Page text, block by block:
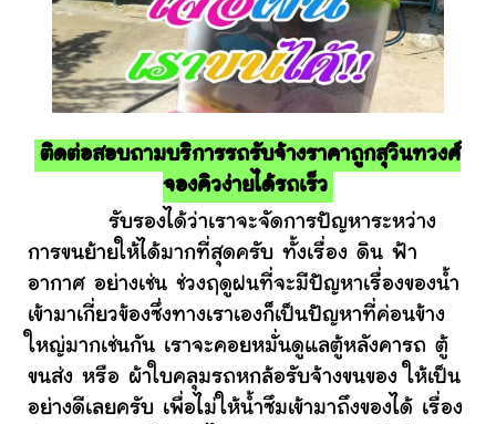
ติดต่อสอบถามบริการรถรับจ้างราคาถูกสุวินทวงศ์
จองคิวง่ายได้รถเร็ว
รับรองได้ว่าเราจะจัดการปัญหาระหว่าง
การขนย้ายให้ได้มากที่สุดครับ ทั้งเรื่อง ดิน ฟ้า
อากาศ อย่างเช่น ช่วงฤดูฝนที่จะมีปัญหาเรื่องของน้ำ
เข้ามาเกี่ยวข้องซึ่งทางเราเองก็เป็นปัญหาที่ค่อนข้าง
ใหญ่มากเช่นกัน เราจะคอยหมั่นดูแลตู้หลังคารถ ตู้
ขนส่ง หรือ ผ้าใบคลุมรถหกล้อรับจ้างขนของ ให้เป็น
อย่างดีเลยครับ เพื่อไม่ให้น้ำซึมเข้ามาถึงของได้ เรื่อง